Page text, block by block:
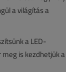
a világítás a
a LED-
is kezdhetjük a